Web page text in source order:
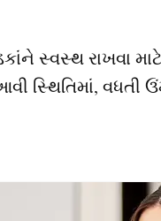
સ્વસ્થ રાખવા
સ્થિતિમાં, વધતી